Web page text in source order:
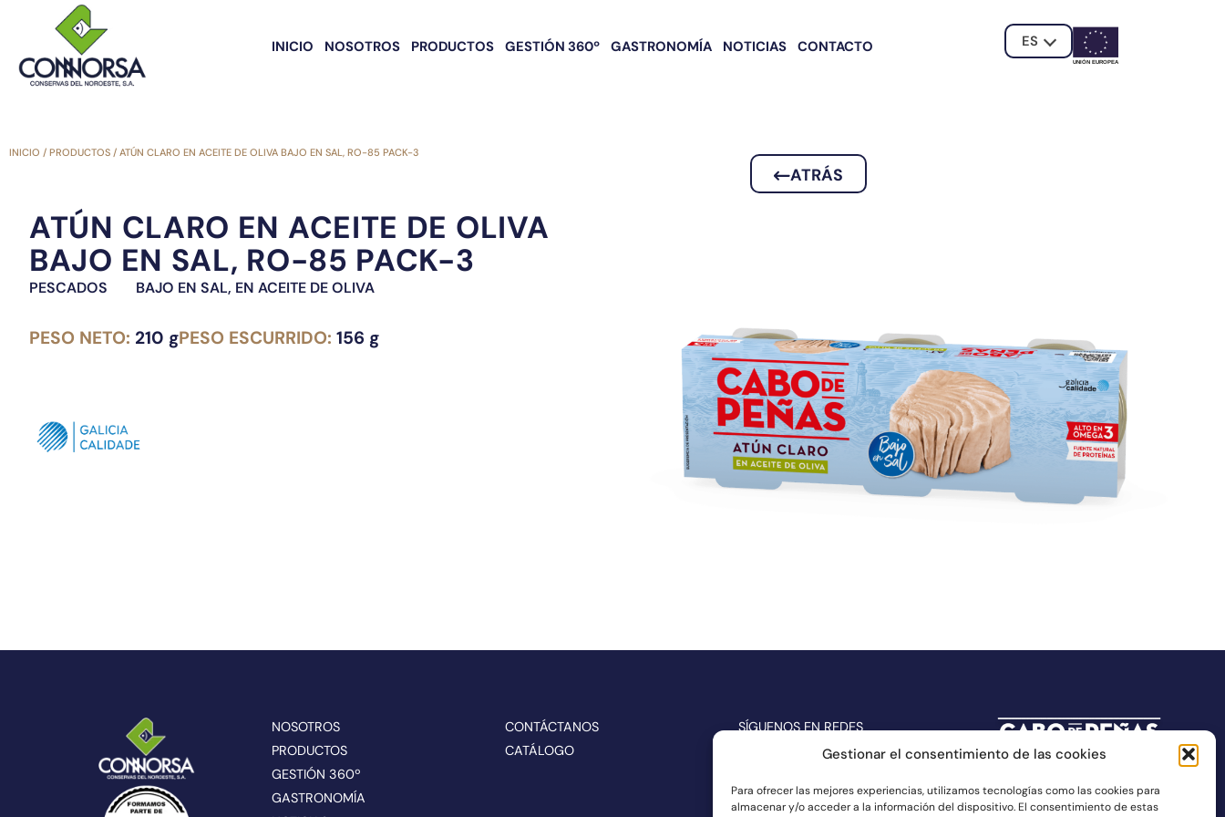
Gestionar el consentimiento de las cookies
Para ofrecer las mejores experiencias, utilizamos tecnologías como las cookies para
almacenar y/o acceder a la información del dispositivo. El consentimiento de estas
INICIO NOSOTROS PRODUCTOS GESTIÓN 360º GASTRONOMÍA NOTICIAS CONTACTO ES
UNIÓN EUROPEA
INICIO / PRODUCTOS / ATÚN CLARO EN ACEITE DE OLIVA BAJO EN SAL, RO-85 PACK-3
ATRÁS
ATÚN CLARO EN ACEITE DE OLIVA
BAJO EN SAL, RO-85 PACK-3
PESCADOS BAJO EN SAL, EN ACEITE DE OLIVA
PESO NETO: 210 gPESO ESCURRIDO: 156 g
NOSOTROS
PRODUCTOS
GESTIÓN 360º
GASTRONOMÍA
CONTÁCTANOS
CATÁLOGO
SÍGUENOS EN REDES